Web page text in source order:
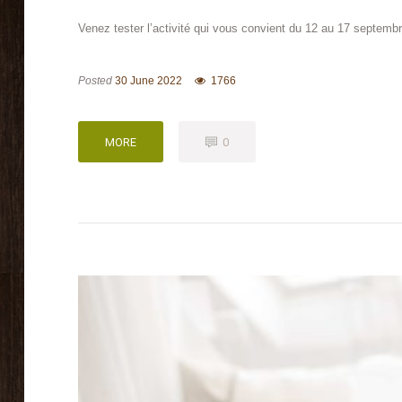
Venez tester l’activité qui vous convient du 12 au 17
Posted 30 June 2022 1766
MORE 0